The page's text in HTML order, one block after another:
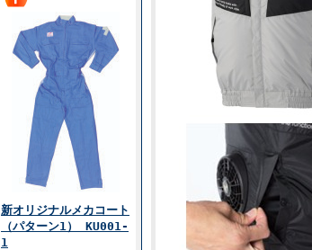
新オリジナルメカコート
（パターン1） KU001-
1